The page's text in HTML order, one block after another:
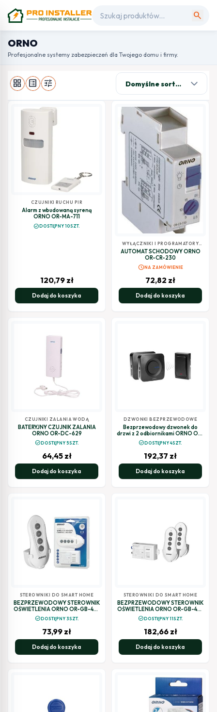
search
ORNO
Profesjonalne systemy zabezpieczeń dla Twojego domu i firmy.
grid_view list_alt tune
CZUJNIKI RUCHU PIR
Alarm z wbudowaną syreną
ORNO OR-MA-711
check_circleDOSTĘPNY 10SZT.
120,79 zł
Dodaj do koszyka
WYŁĄCZNIKI I PROGRAMATORY
CZASOWE
AUTOMAT SCHODOWY ORNO
OR-CR-230
scheduleNA ZAMÓWIENIE
72,82 zł
Dodaj do koszyka
CZUJNIKI ZALANIA WODĄ
BATERYJNY CZUJNIK ZALANIA
ORNO OR-DC-629
check_circleDOSTĘPNY 5SZT.
64,45 zł
Dodaj do koszyka
DZWONKI BEZPRZEWODOWE
Bezprzewodowy dzwonek do
drzwi z 2 odbiornikami ORNO OR-
check_circleDOSTĘPNY 4SZT.
192,37 zł
Dodaj do koszyka
STEROWNIKI DO SMART HOME
BEZPRZEWODOWY STEROWNIK
OŚWIETLENIA ORNO OR-GB-447
check_circleDOSTĘPNY 3SZT.
73,99 zł
Dodaj do koszyka
STEROWNIKI DO SMART HOME
BEZPRZEWODOWY STEROWNIK
OŚWIETLENIA ORNO OR-GB-448
check_circleDOSTĘPNY 11SZT.
182,66 zł
Dodaj do koszyka